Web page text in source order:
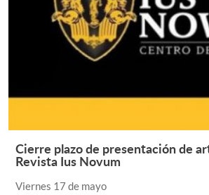
Cierre plazo de presentación de
Revista Ius Novum
Viernes 17 de mayo